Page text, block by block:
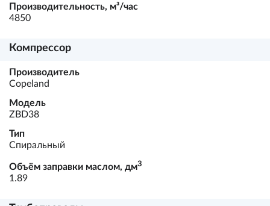
Производительность, м³/час
4850
Компрессор
Производитель
Copeland
Модель
ZBD38
Тип
Спиральный
Объём заправки маслом, дм3
1.89